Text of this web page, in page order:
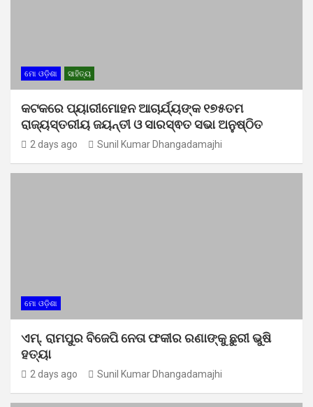
ମୋ ଓଡ଼ିଶା ସାହିତ୍ୟ
କଟକରେ ପ୍ୟାରୀମୋହନ ଆଚାର୍ଯ୍ୟଙ୍କ ୧୭୫ତମ
ରାଜ୍ୟସ୍ତରୀୟ ଜୟନ୍ତୀ ଓ ସାରସ୍ଵତ ସଭା ଅନୁଷ୍ଠିତ
2 days ago Sunil Kumar Dhangadamajhi
ମୋ ଓଡ଼ିଶା
ଏମ୍. ରାମପୁର ବିଜେପି ନେତା ଫକୀର ରଣାଙ୍କୁ ଛୁରୀ ଭୁଷି
ହତ୍ୟା
2 days ago Sunil Kumar Dhangadamajhi